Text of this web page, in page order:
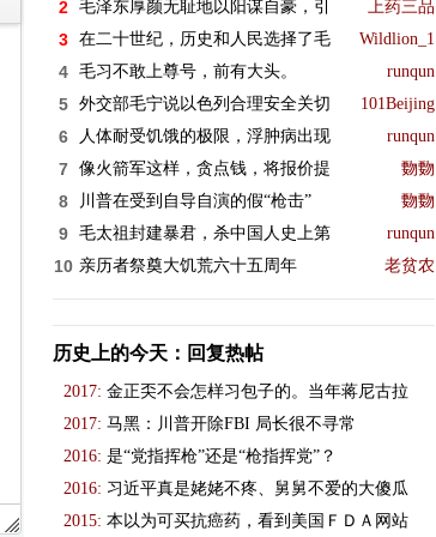
2 毛泽东厚颜无耻地以阳谋自豪，引 上药三品
3 在二十世纪，历史和人民选择了毛 Wildlion_1
4 毛习不敢上尊号，前有大头。 runqun
5 外交部毛宁说以色列合理安全关切 101Beijing
6 人体耐受饥饿的极限，浮肿病出现 runqun
7 像火箭军这样，贪点钱，将报价提 覅覅
8 川普在受到自导自演的假“枪击” 覅覅
9 毛太祖封建暴君，杀中国人史上第 runqun
10 亲历者祭奠大饥荒六十五周年 老贫农
历史上的今天：回复热帖
2017: 金正奀不会怎样习包子的。当年蒋尼古拉
2017: 马黑：川普开除FBI 局长很不寻常
2016: 是“党指挥枪”还是“枪指挥党”？
2016: 习近平真是姥姥不疼、舅舅不爱的大傻瓜
2015: 本以为可买抗癌药，看到美国ＦＤＡ网站